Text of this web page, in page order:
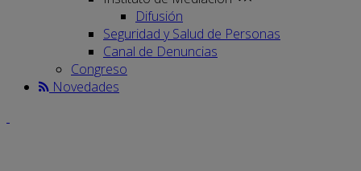
Difusión
Seguridad y Salud de Personas
Canal de Denuncias
Congreso
Novedades